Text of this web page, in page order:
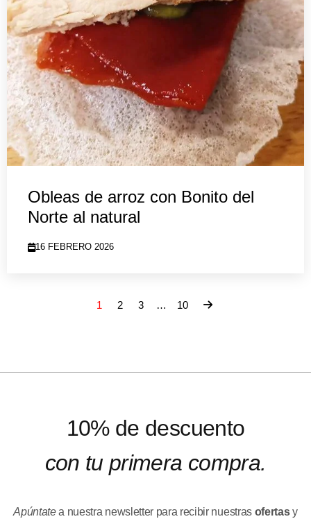
Obleas de arroz con Bonito del
Norte al natural
16 FEBRERO 2026
1 2 3 … 10
10% de descuento
con tu primera compra.
Apúntatea nuestra newsletter para recibir nuestras ofertasy